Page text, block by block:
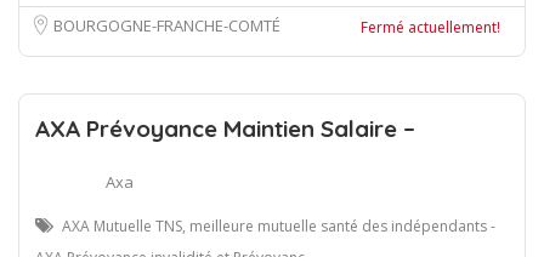
BOURGOGNE-FRANCHE-COMTÉ Fermé actuellement!
AXA Prévoyance Maintien Salaire –
Axa
AXA Mutuelle TNS, meilleure mutuelle santé des indépendants -